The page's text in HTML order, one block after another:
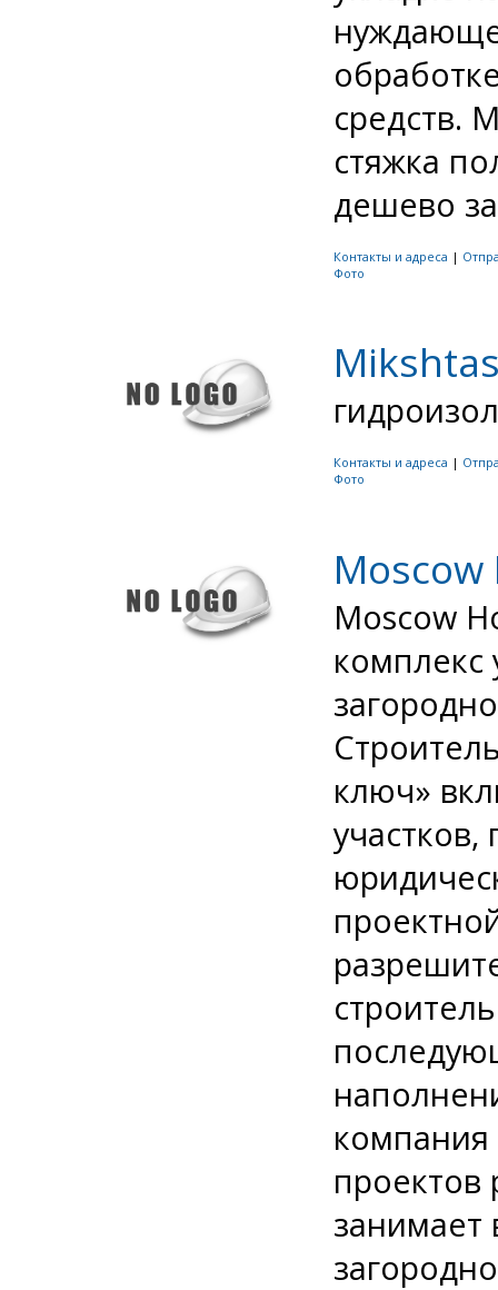
средств.
стяжка
дешево
Контакты и адреса |
Фото
Контакты и адреса |
Фото
Moscow
Moscow
комплекс
ключ»
компания
проектов